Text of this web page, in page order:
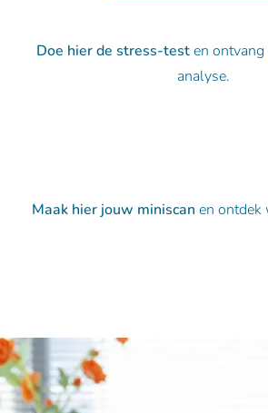
Doe hier de stress-testen ontvang
analyse.
Maak hier jouw miniscan en ontdek